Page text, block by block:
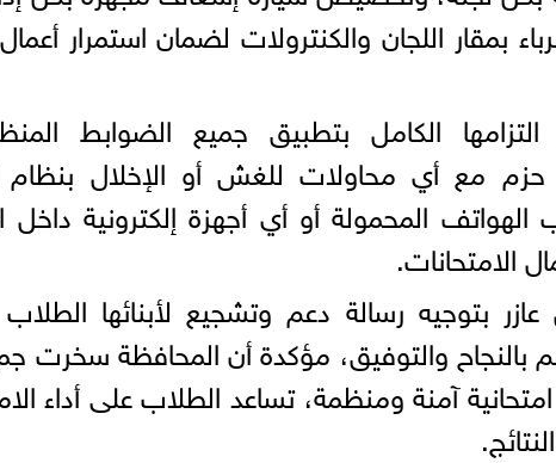
بمقار اللجان والكنترولات لضمان استمرار
الكامل بتطبيق جميع الضوابط
حزم مع أي محاولات للغش أو الإخلال بنظام
المحمولة أو أي أجهزة إلكترونية داخل
الامتحانات.
بتوجيه رسالة دعم وتشجيع لأبنائها الطلاب
بالنجاح والتوفيق، مؤكدة أن المحافظة سخرت
امتحانية آمنة ومنظمة، تساعد الطلاب على أداء